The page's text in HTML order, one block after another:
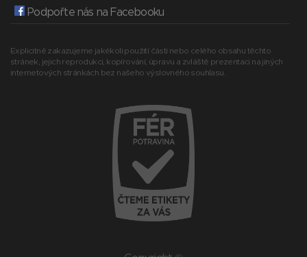
Podpořte nás na Facebooku
Explicitně zakazujeme jakékoli použití části nebo celého obsahu těchto
stránek, jejich reprodukci, kopírování, úpravu a zvláště prezentaci na jiných
internetových stránkách bez našeho výslovného souhlasu.